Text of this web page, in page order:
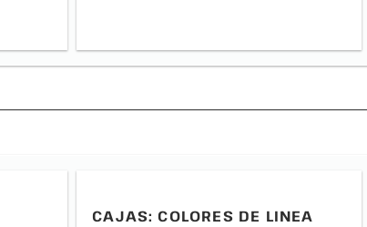
CAJAS: COLORES DE LINEA